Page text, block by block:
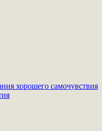
хорошего самочувствия